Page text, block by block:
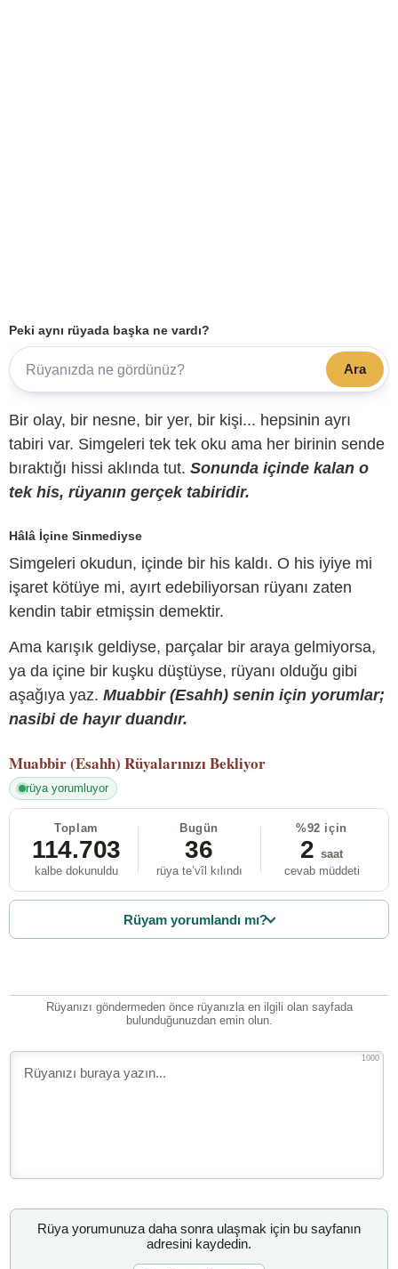
Peki aynı rüyada başka ne vardı?
Ara
Bir olay, bir nesne, bir yer, bir kişi... hepsinin ayrı
tabiri var. Simgeleri tek tek oku ama her birinin sende
bıraktığı hissi aklında tut. Sonunda içinde kalan o
tek his, rüyanın gerçek tabiridir.
Hâlâ İçine Sinmediyse
Simgeleri okudun, içinde bir his kaldı. O his iyiye mi
işaret kötüye mi, ayırt edebiliyorsan rüyanı zaten
kendin tabir etmişsin demektir.
Ama karışık geldiyse, parçalar bir araya gelmiyorsa,
ya da içine bir kuşku düştüyse, rüyanı olduğu gibi
aşağıya yaz. Muabbir (Esahh) senin için yorumlar;
nasibi de hayır duandır.
Muabbir (Esahh) Rüyalarınızı Bekliyor
rüya yorumluyor
Toplam
114.703
kalbe dokunuldu
Bugün
36
rüya te’vîl kılındı
%92 için
2 saat
cevab müddeti
Rüyam yorumlandı mı?
Rüyanızı göndermeden önce rüyanızla en ilgili olan sayfada
bulunduğunuzdan emin olun.
1000
Rüya yorumunuza daha sonra ulaşmak için bu sayfanın
adresini kaydedin.